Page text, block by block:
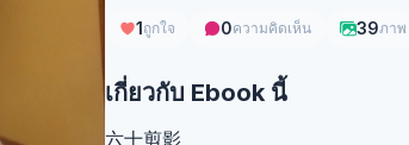
1ถูกใจ 0ความคิดเห็น 39ภาพ
เกี่ยวกับ Ebook นี้
六十剪影